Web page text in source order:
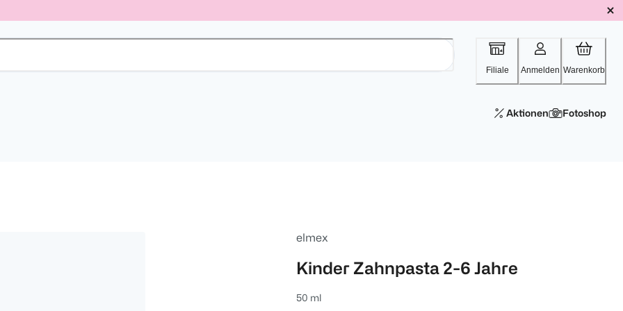
Filiale Anmelden Warenkorb
Aktionen Fotoshop
elmex
Kinder Zahnpasta 2-6 Jahre
50 ml